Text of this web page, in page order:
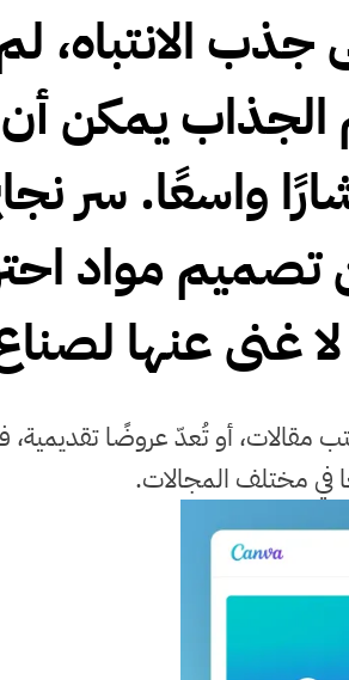
جذب
الجذاب يمكن
واسعًا. سر
مواد
لا غنى عنها
أو تُعدّ عروضًا تقديمية،
في مختلف المجالات.